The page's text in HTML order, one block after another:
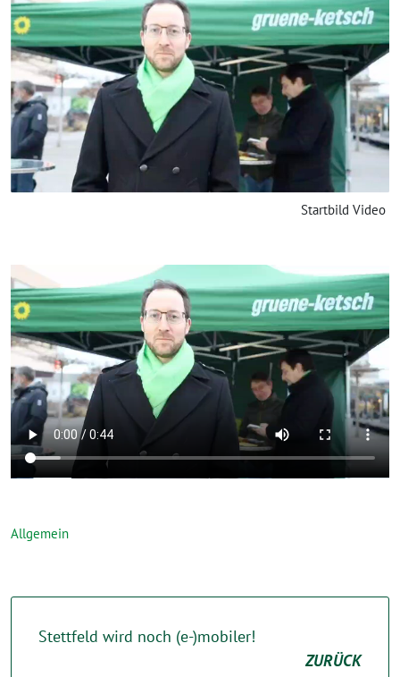
Startbild Video
Allgemein
Stettfeld wird noch (e-)mobiler!
ZURÜCK